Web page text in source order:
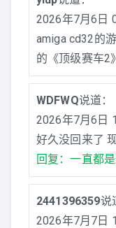
2026年7月6日
amiga cd32的
的《顶级赛车2》
WDFWQ说道：
2026年7月6日
好久没回来了
回复：一直都
2441396359说
2026年7月7日